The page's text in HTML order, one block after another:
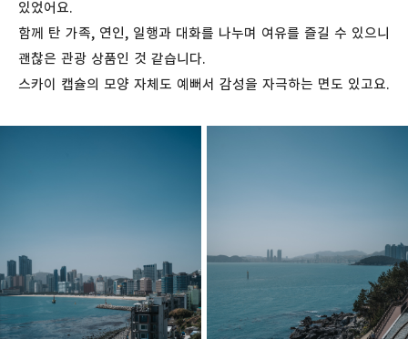
있었어요.
함께 탄 가족, 연인, 일행과 대화를 나누며 여유를 즐길 수 있으니
괜찮은 관광 상품인 것 같습니다.
스카이 캡슐의 모양 자체도 예뻐서 감성을 자극하는 면도 있고요.